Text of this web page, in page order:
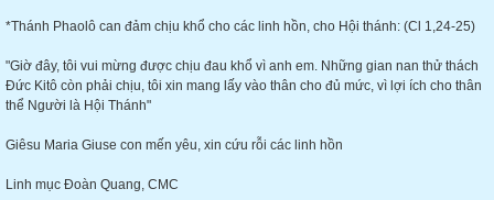
*Thánh Phaolô can đảm chịu khổ cho các linh hồn, cho Hội thánh: (Cl 1,24-25)
"Giờ đây, tôi vui mừng được chịu đau khổ vì anh em. Những gian nan thử thách
Đức Kitô còn phải chịu, tôi xin mang lấy vào thân cho đủ mức, vì lợi ích cho thân
thể Người là Hội Thánh"
Giêsu Maria Giuse con mến yêu, xin cứu rỗi các linh hồn
Linh mục Đoàn Quang, CMC